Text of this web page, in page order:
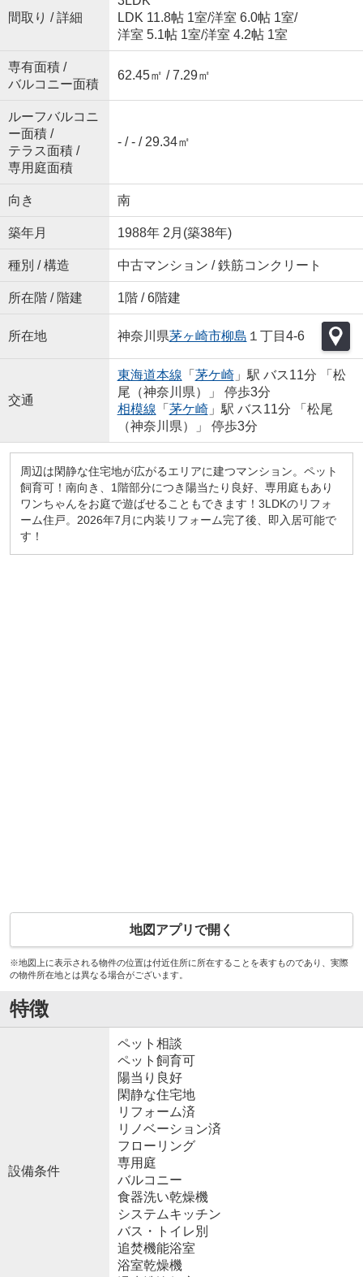
間取り / 詳細
LDK 11.8帖 1室/洋室 6.0帖 1室/
洋室 5.1帖 1室/洋室 4.2帖 1室
専有面積 /
バルコニー面積
62.45㎡ / 7.29㎡
ルーフバルコニ
ー面積 /
テラス面積 /
専用庭面積
- / - / 29.34㎡
向き 南
築年月 1988年 2月(築38年)
種別 / 構造 中古マンション / 鉄筋コンクリート
所在階 / 階建 1階 / 6階建
所在地 神奈川県茅ヶ崎市柳島 １丁目4-6
交通
東海道本線 「 茅ケ崎」駅 バス11分 「松
尾（神奈川県）」 停歩3分
相模線 「 茅ケ崎」駅 バス11分 「松尾
（神奈川県）」 停歩3分
周辺は閑静な住宅地が広がるエリアに建つマンション。ペット
飼育可！南向き、1階部分につき陽当たり良好、専用庭もあり
ワンちゃんをお庭で遊ばせることもできます！3LDKのリフォ
ーム住戸。2026年7月に内装リフォーム完了後、即入居可能で
す！
地図アプリで開く
※地図上に表示される物件の位置は付近住所に所在することを表すものであり、実際
の物件所在地とは異なる場合がございます。
特徴
設備条件
ペット相談
ペット飼育可
陽当り良好
閑静な住宅地
リフォーム済
リノベーション済
フローリング
専用庭
バルコニー
食器洗い乾燥機
システムキッチン
バス・トイレ別
追焚機能浴室
浴室乾燥機